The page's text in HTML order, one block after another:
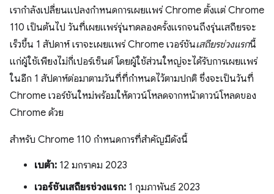
เรากำลังเปลี่ยนแปลงกำหนดการเผยแพร่ Chrome ตั้งแต่ Chrome
110 เป็นต้นไป วันที่เผยแพร่รุ่นทดลองครั้งแรกจนถึงรุ่นเสถียรจะ
เร็วขึ้น 1 สัปดาห์ เราจะเผยแพร่ Chrome เวอร์ชันเสถียรช่วงแรกนี้
แก่ผู้ใช้เพียงไม่กี่เปอร์เซ็นต์ โดยผู้ใช้ส่วนใหญ่จะได้รับการเผยแพร่
ในอีก 1 สัปดาห์ต่อมาตามวันที่ที่กำหนดไว้ตามปกติ ซึ่งจะเป็นวันที่
Chrome เวอร์ชันใหม่พร้อมให้ดาวน์โหลดจากหน้าดาวน์โหลดของ
Chrome ด้วย
สำหรับ Chrome 110 กำหนดการที่สำคัญมีดังนี้
เบต้า: 12 มกราคม 2023
เวอร์ชันเสถียรช่วงแรก: 1 กุมภาพันธ์ 2023